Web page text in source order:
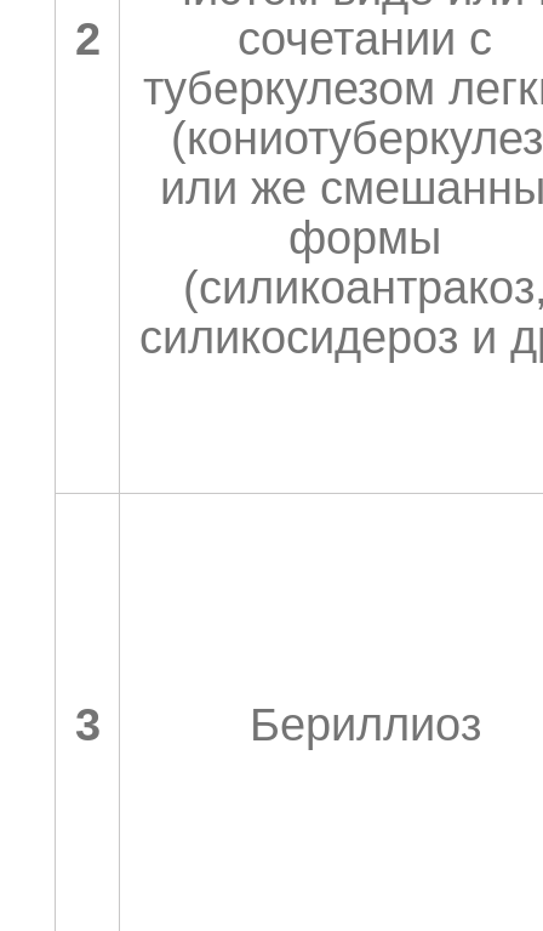
2
сочетании с
туберкулезом
или же
формы
силикосидероз и
3 Бериллиоз